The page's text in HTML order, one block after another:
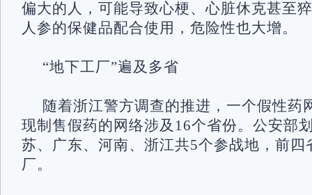
偏大的人，可能导致心梗、心脏休克甚至
人参的保健品配合使用，危险性也大增。
“地下工厂”遍及多省
随着浙江警方调查的推进，一个假性药
现制售假药的网络涉及16个省份。公安部
苏、广东、河南、浙江共5个参战地，前四
厂。